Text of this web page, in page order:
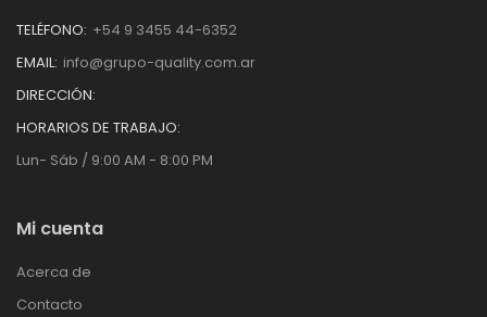
TELÉFONO: +54 9 3455 44-6352
EMAIL: info@grupo-quality.com.ar
DIRECCIÓN:
HORARIOS DE TRABAJO:
Lun- Sáb / 9:00 AM - 8:00 PM
Mi cuenta
Acerca de
Contacto